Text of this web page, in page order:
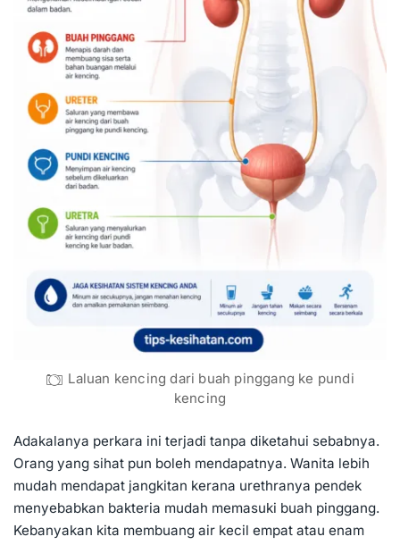
Laluan kencing dari buah pinggang ke pundi
kencing
Adakalanya perkara ini terjadi tanpa diketahui sebabnya.
Orang yang sihat pun boleh mendapatnya. Wanita lebih
mudah mendapat jangkitan kerana urethranya pendek
menyebabkan bakteria mudah memasuki buah pinggang.
Kebanyakan kita membuang air kecil empat atau enam